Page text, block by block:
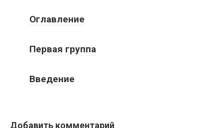
Оглавление
Первая группа
Введение
Добавить комментарий